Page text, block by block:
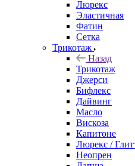
Люрекс
Эластичная
Фатин
Сетка
Трикотаж
Назад
Трикотаж
Джерси
Бифлекс
Дайвинг
Масло
Вискоза
Капитоне
Люрекс /
Неопрен